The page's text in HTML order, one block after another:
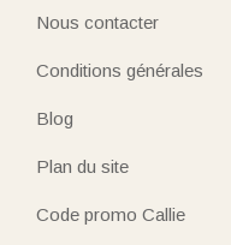
Nous contacter
Conditions générales
Blog
Plan du site
Code promo Callie